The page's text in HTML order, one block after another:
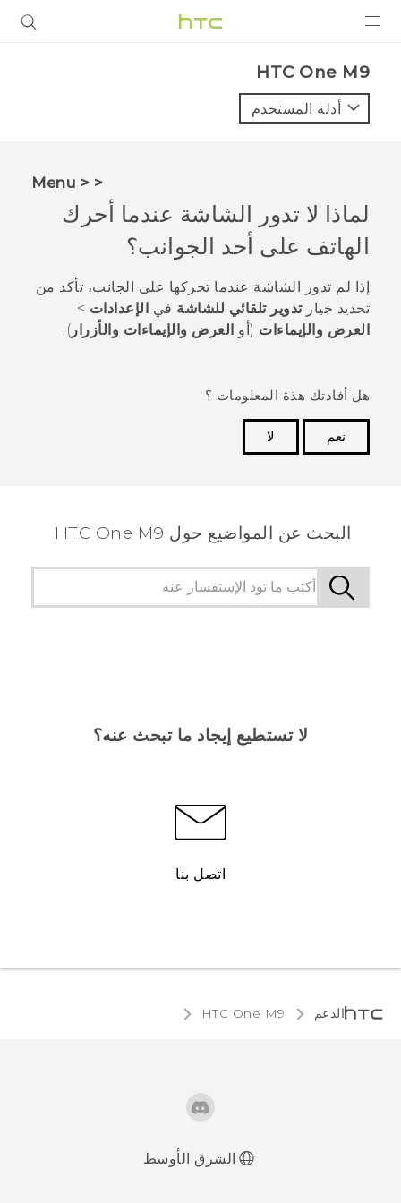
VIVE
VIVERSE
البرامج + التطبيقات
الدعم
أجهزة HTC والملحقات
HTC One M9‎
أدلة المستخدم
< < Menu
لماذا لا تدور الشاشة عندما أحرك
الهاتف على أحد الجوانب؟
إذا لم تدور الشاشة عندما تحركها على الجانب، تأكد من
تحديد خيارتدوير تلقائي للشاشة في الإعدادات >
العرض والإيماءات (أو العرض والإيماءات والأزرار ).
هل أفادتك هذة المعلومات ؟
نعم
لا
البحث عن المواضيع حول HTC One M9
لا تستطيع إيجاد ما تبحث عنه؟
اتصل بنا
الدعم HTC One M9‎
الشرق الأوسط